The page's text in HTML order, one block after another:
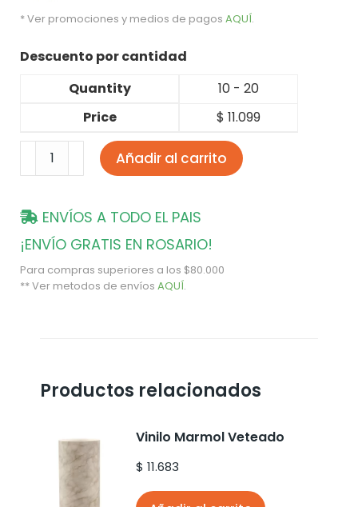
* Ver promociones y medios de pagos AQUÍ.
Descuento por cantidad
Quantity
10 - 20
Price
$ 11.099
Añadir al carrito
ENVÍOS A TODO EL PAIS
¡ENVÍO GRATIS EN ROSARIO!
Para compras superiores a los $80.000
** Ver metodos de envíos AQUÍ.
Productos relacionados
Vinilo Marmol Veteado
$ 11.683